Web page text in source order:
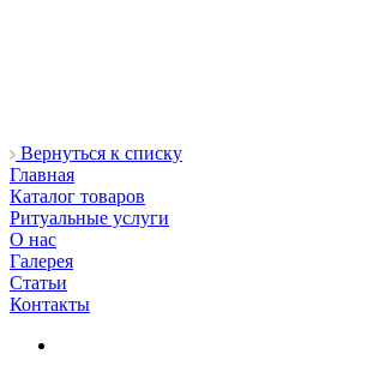
Вернуться к списку
Главная
Каталог товаров
Ритуальные услуги
О нас
Галерея
Статьи
Контакты